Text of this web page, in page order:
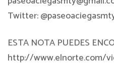
Twitter:
ESTA NOTA PUEDES
http://www.elnorte.com/